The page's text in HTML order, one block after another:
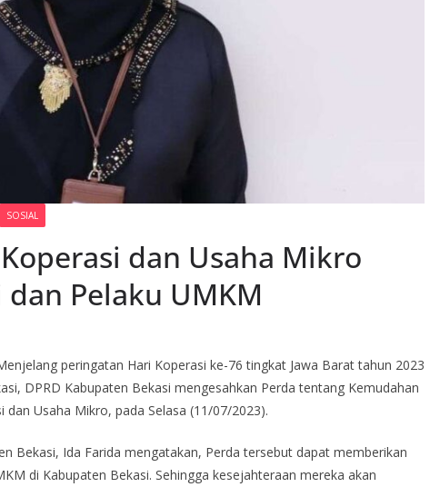
SOSIAL
dan Usaha Mikro
Pelaku UMKM
peringatan Hari Koperasi ke-76 tingkat Jawa Barat tahun 2023
DPRD Kabupaten Bekasi mengesahkan Perda tentang Kemudahan
Usaha Mikro, pada Selasa (11/07/2023).
Bekasi, Ida Farida mengatakan, Perda tersebut dapat memberikan
di Kabupaten Bekasi. Sehingga kesejahteraan mereka akan